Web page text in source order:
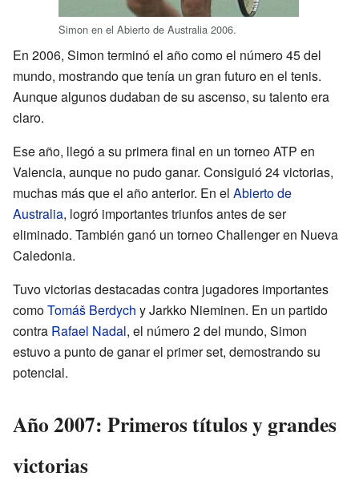
Simon en el Abierto de Australia 2006.
En 2006, Simon terminó el año como el número 45 del
mundo, mostrando que tenía un gran futuro en el tenis.
Aunque algunos dudaban de su ascenso, su talento era
claro.
Ese año, llegó a su primera final en un torneo ATP en
Valencia, aunque no pudo ganar. Consiguió 24 victorias,
muchas más que el año anterior. En el Abierto de
Australia, logró importantes triunfos antes de ser
eliminado. También ganó un torneo Challenger en Nueva
Caledonia.
Tuvo victorias destacadas contra jugadores importantes
comoTomáš Berdych y Jarkko Nieminen. En un partido
contra Rafael Nadal, el número 2 del mundo, Simon
estuvo a punto de ganar el primer set, demostrando su
potencial.
Año 2007: Primeros títulos y grandes
victorias